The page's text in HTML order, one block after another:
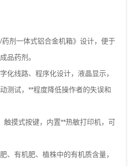
一体式铝合金机箱》设计，便于
品药剂。
线路、程序化设计，液晶显示，
测试，**程度降低操作者的失误和
式按键，内置**热敏打印机，可
有机肥、植株中的有机质含量，